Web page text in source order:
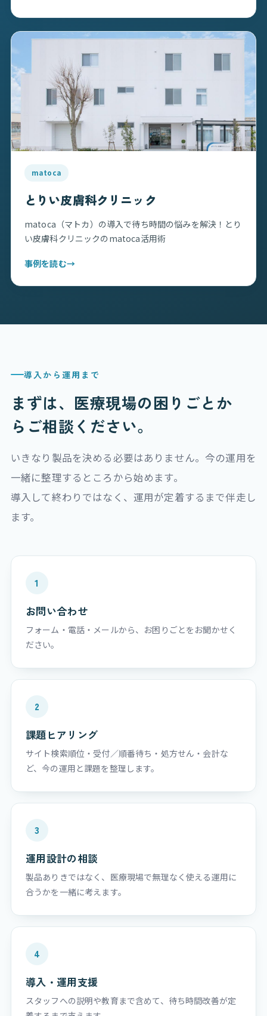
matoca
とりい皮膚科クリニック
matoca（マトカ）の導入で待ち時間の悩みを解決！とり
い皮膚科クリニックのmatoca活用術
事例を読む→
導入から運用まで
まずは、医療現場の困りごとか
ら ご相談ください。
いきなり製品を決める必要はありません。今の運用を
一緒に整理するところから始めます。
導入して終わりではなく、運用が定着するまで伴走し
ます。
1
お問い合わせ
フォーム・電話・メールから、お困りごとをお聞かせく
ださい。
2
課題ヒアリング
サイト検索順位・受付／順番待ち・処方せん・会計な
ど、今の運用と課題を整理します。
3
運用設計の相談
製品ありきではなく、医療現場で無理なく使える運用に
合うかを一緒に考えます。
4
導入・運用支援
スタッフへの説明や教育まで含めて、待ち時間改善が定